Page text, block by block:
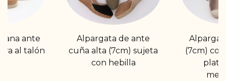
ante
al talón
Alpargata de ante
cuña alta (7cm) sujeta
con hebilla
(7cm)
plata